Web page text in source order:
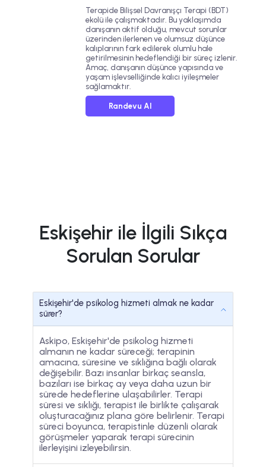
Terapide Bilişsel Davranışçı Terapi (BDT)
ekolü ile çalışmaktadır. Bu yaklaşımda
danışanın aktif olduğu, mevcut sorunlar
üzerinden ilerlenen ve olumsuz düşünce
kalıplarının fark edilerek olumlu hale
getirilmesinin hedeflendiği bir süreç izlenir.
Amaç, danışanın düşünce yapısında ve
yaşam işlevselliğinde kalıcı iyileşmeler
sağlamaktır.
Randevu Al
Eskişehir ile İlgili Sıkça
Sorulan Sorular
Eskişehir'de psikolog hizmeti almak ne kadar
sürer?
Askipo, Eskişehir'de psikolog hizmeti
almanın ne kadar süreceği; terapinin
amacına, süresine ve sıklığına bağlı olarak
değişebilir. Bazı insanlar birkaç seansla,
bazıları ise birkaç ay veya daha uzun bir
sürede hedeflerine ulaşabilirler. Terapi
süresi ve sıklığı, terapist ile birlikte çalışarak
oluşturacağınız plana göre belirlenir. Terapi
süreci boyunca, terapistinle düzenli olarak
görüşmeler yaparak terapi sürecinin
ilerleyişini izleyebilirsin.